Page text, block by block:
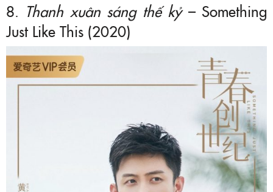
8. Thanh xuân sáng thế kỷ– Something
Just Like This (2020)